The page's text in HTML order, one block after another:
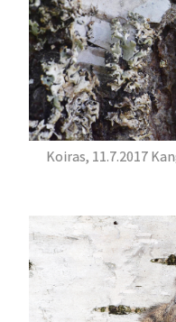
Koiras, 11.7.2017